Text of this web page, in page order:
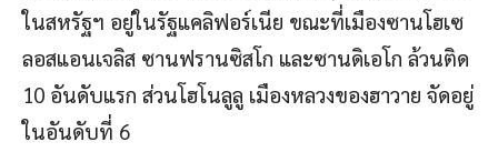
ในสหรัฐฯ อยู่ในรัฐแคลิฟอร์เนีย ขณะที่เมืองซานโฮเซ
ลอสแอนเจลิส ซานฟรานซิสโก และซานดิเอโก ล้วนติด
10 อันดับแรก ส่วนโฮโนลูลู เมืองหลวงของฮาวาย จัดอยู่
ในอันดับที่ 6